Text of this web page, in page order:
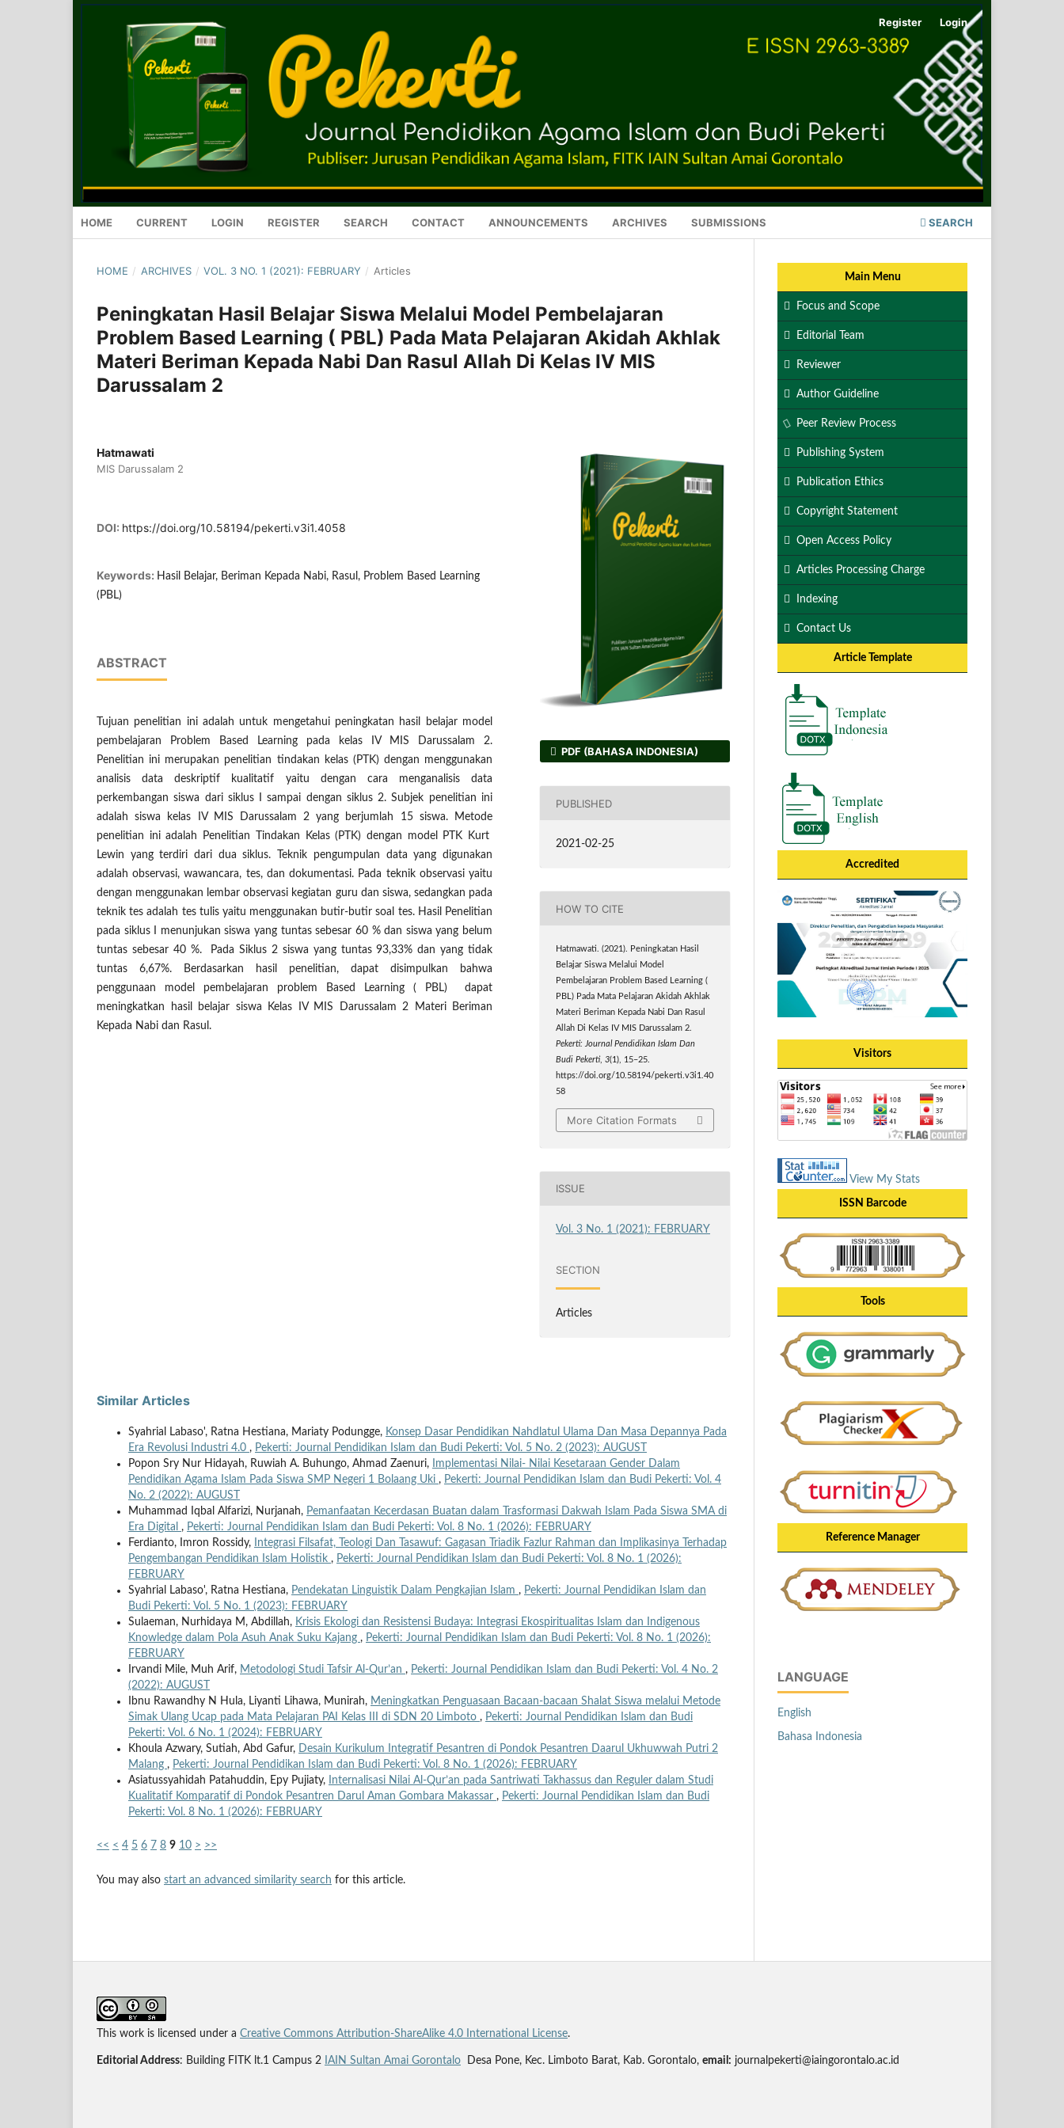
HOME CURRENT LOGIN REGISTER SEARCH CONTACT ANNOUNCEMENTS ARCHIVES SUBMISSIONS SEARCH
Register Login
HOME / ARCHIVES / VOL. 3 NO. 1 (2021): FEBRUARY / Articles
Peningkatan Hasil Belajar Siswa Melalui Model Pembelajaran
Problem Based Learning ( PBL) Pada Mata Pelajaran Akidah Akhlak
Materi Beriman Kepada Nabi Dan Rasul Allah Di Kelas IV MIS
Darussalam 2
Hatmawati
MIS Darussalam 2
DOI: https://doi.org/10.58194/pekerti.v3i1.4058
Keywords: Hasil Belajar, Beriman Kepada Nabi, Rasul, Problem Based Learning
(PBL)
ABSTRACT
Tujuan penelitian ini adalah untuk mengetahui peningkatan hasil belajar model
pembelajaran Problem Based Learning pada kelas IV MIS Darussalam 2.
Penelitian ini merupakan penelitian tindakan kelas (PTK) dengan menggunakan
analisis data deskriptif kualitatif yaitu dengan cara menganalisis data
perkembangan siswa dari siklus I sampai dengan siklus 2. Subjek penelitian ini
adalah siswa kelas IV MIS Darussalam 2 yang berjumlah 15 siswa. Metode
penelitian ini adalah Penelitian Tindakan Kelas (PTK) dengan model PTK Kurt
Lewin yang terdiri dari dua siklus. Teknik pengumpulan data yang digunakan
adalah observasi, wawancara, tes, dan dokumentasi. Pada teknik observasi yaitu
dengan menggunakan lembar observasi kegiatan guru dan siswa, sedangkan pada
teknik tes adalah tes tulis yaitu menggunakan butir-butir soal tes. Hasil Penelitian
pada siklus I menunjukan siswa yang tuntas sebesar 60 % dan siswa yang belum
tuntas sebesar 40 %. Pada Siklus 2 siswa yang tuntas 93,33% dan yang tidak
tuntas 6,67%. Berdasarkan hasil penelitian, dapat disimpulkan bahwa
penggunaan model pembelajaran problem Based Learning ( PBL) dapat
meningkatkan hasil belajar siswa Kelas IV MIS Darussalam 2 Materi Beriman
Kepada Nabi dan Rasul.
PDF (BAHASA INDONESIA)
PUBLISHED
2021-02-25
HOW TO CITE
Hatmawati. (2021). Peningkatan Hasil
Belajar Siswa Melalui Model
Pembelajaran Problem Based Learning (
PBL) Pada Mata Pelajaran Akidah Akhlak
Materi Beriman Kepada Nabi Dan Rasul
Allah Di Kelas IV MIS Darussalam 2.
Pekerti: Journal Pendidikan Islam Dan
Budi Pekerti,3(1), 15–25.
https://doi.org/10.58194/pekerti.v3i1.40
58
More Citation Formats
ISSUE
Vol. 3 No. 1 (2021): FEBRUARY
SECTION
Articles
Similar Articles
Syahrial Labaso', Ratna Hestiana, Mariaty Podungge, Konsep Dasar Pendidikan Nahdlatul Ulama Dan Masa Depannya Pada
Era Revolusi Industri 4.0 , Pekerti: Journal Pendidikan Islam dan Budi Pekerti: Vol. 5 No. 2 (2023): AUGUST
Popon Sry Nur Hidayah, Ruwiah A. Buhungo, Ahmad Zaenuri,
Implementasi Nilai- Nilai Kesetaraan Gender Dalam
Pendidikan Agama Islam Pada Siswa SMP Negeri 1 Bolaang Uki , Pekerti: Journal Pendidikan Islam dan Budi Pekerti: Vol. 4
No. 2 (2022): AUGUST
Muhammad Iqbal Alfarizi, Nurjanah, Pemanfaatan Kecerdasan Buatan dalam Trasformasi Dakwah Islam Pada Siswa SMA di
Era Digital , Pekerti: Journal Pendidikan Islam dan Budi Pekerti: Vol. 8 No. 1 (2026): FEBRUARY
Ferdianto, Imron Rossidy,
Integrasi Filsafat, Teologi Dan Tasawuf: Gagasan Triadik Fazlur Rahman dan Implikasinya Terhadap
Pengembangan Pendidikan Islam Holistik , Pekerti: Journal Pendidikan Islam dan Budi Pekerti: Vol. 8 No. 1 (2026):
FEBRUARY
Syahrial Labaso', Ratna Hestiana, Pendekatan Linguistik Dalam Pengkajian Islam , Pekerti: Journal Pendidikan Islam dan
Budi Pekerti: Vol. 5 No. 1 (2023): FEBRUARY
Sulaeman, Nurhidaya M, Abdillah, Krisis Ekologi dan Resistensi Budaya: Integrasi Ekospiritualitas Islam dan Indigenous
Knowledge dalam Pola Asuh Anak Suku Kajang , Pekerti: Journal Pendidikan Islam dan Budi Pekerti: Vol. 8 No. 1 (2026):
FEBRUARY
Irvandi Mile, Muh Arif, Metodologi Studi Tafsir Al-Qur’an , Pekerti: Journal Pendidikan Islam dan Budi Pekerti: Vol. 4 No. 2
(2022): AUGUST
Ibnu Rawandhy N Hula, Liyanti Lihawa, Munirah, Meningkatkan Penguasaan Bacaan-bacaan Shalat Siswa melalui Metode
Simak Ulang Ucap pada Mata Pelajaran PAI Kelas III di SDN 20 Limboto , Pekerti: Journal Pendidikan Islam dan Budi
Pekerti: Vol. 6 No. 1 (2024): FEBRUARY
Khoula Azwary, Sutiah, Abd Gafur, Desain Kurikulum Integratif Pesantren di Pondok Pesantren Daarul Ukhuwwah Putri 2
Malang , Pekerti: Journal Pendidikan Islam dan Budi Pekerti: Vol. 8 No. 1 (2026): FEBRUARY
Asiatussyahidah Patahuddin, Epy Pujiaty,
Internalisasi Nilai Al-Qur’an pada Santriwati Takhassus dan Reguler dalam Studi
Kualitatif Komparatif di Pondok Pesantren Darul Aman Gombara Makassar , Pekerti: Journal Pendidikan Islam dan Budi
Pekerti: Vol. 8 No. 1 (2026): FEBRUARY
<< < 4 5 6 7 8 9 10 > >>
You may also start an advanced similarity search for this article.
Main Menu
Focus and Scope
Editorial Team
Reviewer
Author Guideline
Peer Review Process
Publishing System
Publication Ethics
Copyright Statement
Open Access Policy
Articles Processing Charge
Indexing
Contact Us
Article Template
Accredited
Visitors
View My Stats
ISSN Barcode
Tools
Reference Manager
LANGUAGE
English
Bahasa Indonesia
This work is licensed under a Creative Commons Attribution-ShareAlike 4.0 International License.
Editorial Address: Building FITK lt.1 Campus 2 IAIN Sultan Amai Gorontalo Desa Pone, Kec. Limboto Barat, Kab. Gorontalo, email: journalpekerti@iaingorontalo.ac.id